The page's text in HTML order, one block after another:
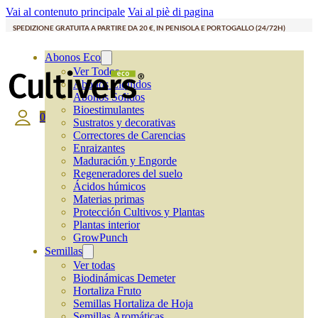
Vai al contenuto principale Vai al piè di pagina
SPEDIZIONE GRATUITA A PARTIRE DA 20 €, IN PENISOLA E PORTOGALLO (24/72H)
Abonos Eco
Ver Todos
Abonos Líquidos
Abonos Solidos
Bioestimulantes
Sustratos y decorativas
Correctores de Carencias
Enraizantes
Maduración y Engorde
Regeneradores del suelo
Ácidos húmicos
Materias primas
Protección Cultivos y Plantas
Plantas interior
GrowPunch
Semillas
Ver todas
Biodinámicas Demeter
Hortaliza Fruto
Semillas Hortaliza de Hoja
0